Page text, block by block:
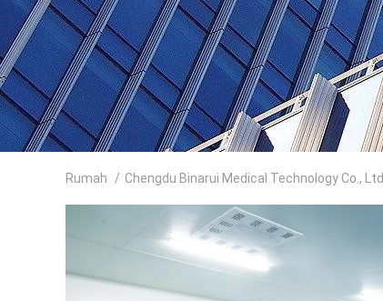
Rumah / Chengdu Binarui Medical Technology Co., Ltd.